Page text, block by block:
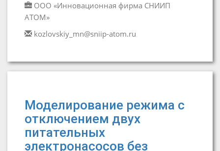
ООО «Инновационная фирма СНИИП
АТОМ»
kozlovskiy_mn@sniip-atom.ru
Моделирование режима с
отключением двух
питательных
электронасосов без